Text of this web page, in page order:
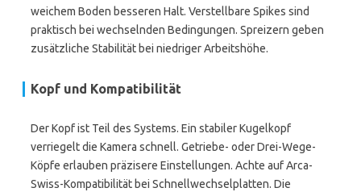
weichem Boden besseren Halt. Verstellbare Spikes sind
praktisch bei wechselnden Bedingungen. Spreizern geben
zusätzliche Stabilität bei niedriger Arbeitshöhe.
Kopf und Kompatibilität
Der Kopf ist Teil des Systems. Ein stabiler Kugelkopf
verriegelt die Kamera schnell. Getriebe- oder Drei-Wege-
Köpfe erlauben präzisere Einstellungen. Achte auf Arca-
Swiss-Kompatibilität bei Schnellwechselplatten. Die